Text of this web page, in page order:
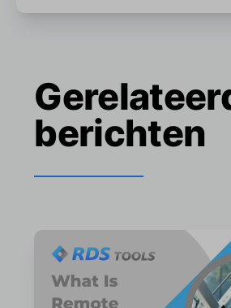
berichten